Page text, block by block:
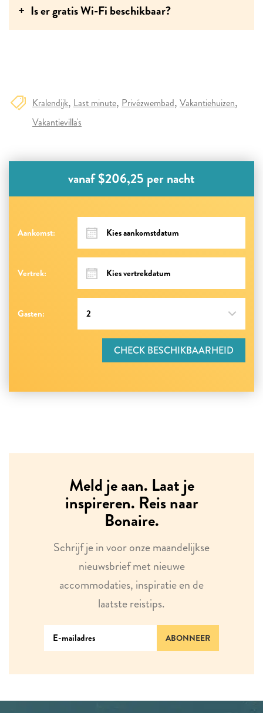
Is er gratis Wi-Fi beschikbaar?
Kralendijk Last minute Privézwembad Vakantiehuizen
Vakantievilla's
vanaf $206,25 per nacht
Aankomst:
Vertrek:
Gasten:
CHECK BESCHIKBAARHEID
Meld je aan. Laat je
inspireren. Reis naar
Bonaire.
Schrijf je in voor onze maandelijkse
nieuwsbrief met nieuwe
accommodaties, inspiratie en de
laatste reistips.
ABONNEER